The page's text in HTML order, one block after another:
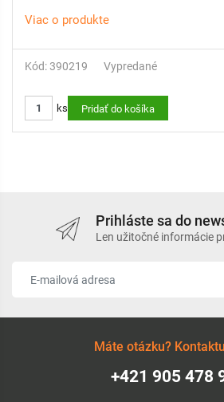
Viac o produkte
Kód: 390219 Vypredané
ks Pridať do košíka
Prihláste sa do
Len užitočné informácie
Máte otázku?
+421 905 478